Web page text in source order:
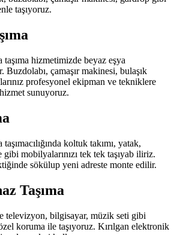
taşıyoruz.
hizmetimizde beyaz eşya
Buzdolabı, çamaşır makinesi, bulaşık
profesyonel ekipman ve tekniklere
hizmet sunuyoruz.
koltuk takımı, yatak,
mobilyalarınızı tek tek taşıyab iliriz.
sökülup yeni adreste monte edilir.
Taşıma
televizyon, bilgisayar, müzik seti gibi
koruma ile taşıyoruz. Kırılgan elektronik